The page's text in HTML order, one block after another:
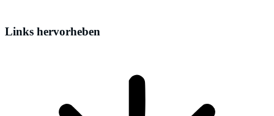
Links hervorheben